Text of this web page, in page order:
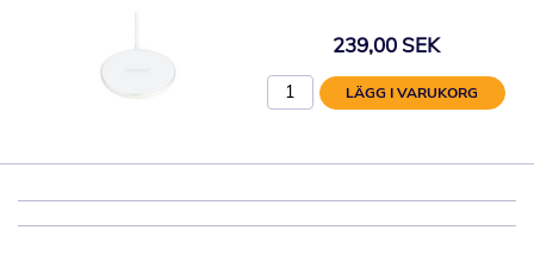
239,00 SEK
LÄGG I VARUKORG